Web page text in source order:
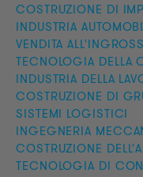
COSTRUZIONE DI
INDUSTRIA
VENDITA
TECNOLOGIA DELLA
INDUSTRIA DELLA
COSTRUZIONE DI
SISTEMI LOGISTICI
INGEGNERIA
COSTRUZIONE
TECNOLOGIA DI